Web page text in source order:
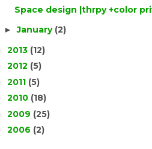
Space design |thrpy +color
►January (2)
2013 (12)
2012 (5)
2011 (5)
2010 (18)
2009 (25)
2006 (2)